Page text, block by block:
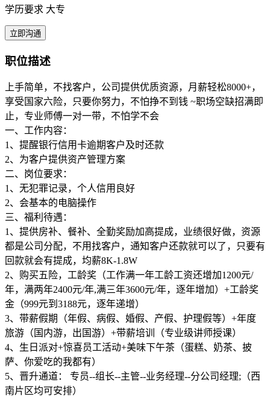
学历要求 大专
立即沟通
职位描述
上手简单，不找客户，公司提供优质资源，月薪轻松8000+，
享受国家六险，只要你努力，不怕挣不到钱 ~职场空缺招满即
止，专业师傅一对一带，不怕学不会
一、工作内容：
1、提醒银行信用卡逾期客户及时还款
2、为客户提供资产管理方案
二、岗位要求：
1、无犯罪记录，个人信用良好
2、会基本的电脑操作
三、福利待遇：
1、提供房补、餐补、全勤奖励加高提成，业绩很好做，资源
都是公司分配，不用找客户，通知客户还款就可以了，只要有
回款就会有提成，均薪8K-1.8W
2、购买五险，工龄奖（工作满一年工龄工资还增加1200元/
年，满两年2400元/年,满三年3600元/年，逐年增加）+工龄奖
金（999元到3188元，逐年递增）
3、带薪假期（年假、病假、婚假、产假、护理假等）+年度
旅游（国内游，出国游）+带薪培训（专业级讲师授课）
4、生日派对+惊喜员工活动+美味下午茶（蛋糕、奶茶、披
萨、你爱吃的我都有）
5、晋升通道： 专员--组长--主管--业务经理--分公司经理;（西
南片区均可安排）